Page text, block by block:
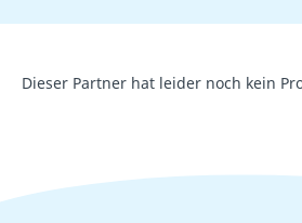
Dieser Partner hat leider noch kein